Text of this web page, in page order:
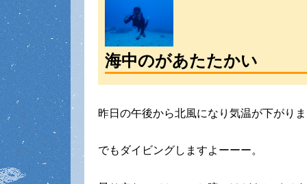
海中のがあたたかい
昨日の午後から北風になり気温が下がり
でもダイビングしますよーーー。